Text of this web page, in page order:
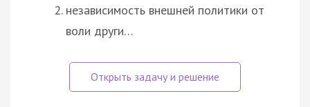
независимость внешней политики от
воли други…